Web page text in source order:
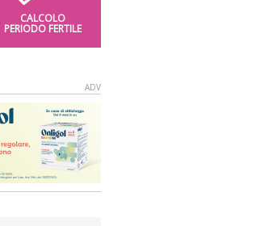
CALCOLO
PERIODO FERTILE